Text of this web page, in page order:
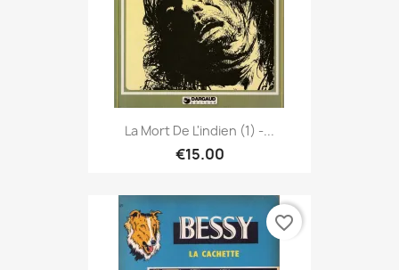
La Mort De L'indien (1) -...
€15.00
favorite_border